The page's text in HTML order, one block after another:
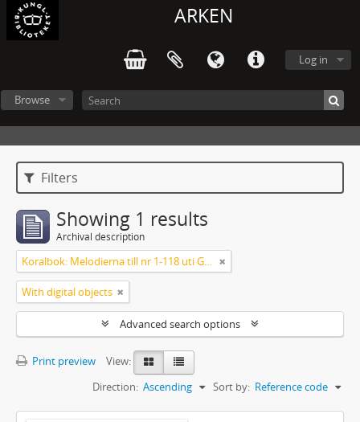
ARKEN
Log in
Browse
Filters
Showing 1 results
Archival description
Koralbok: Melodierna till nr 1-118 uti Gamla Psalmboken, enstämmigt satta
With digital objects
Advanced search options
Print preview
View:
Sort by: Reference code
Direction: Ascending